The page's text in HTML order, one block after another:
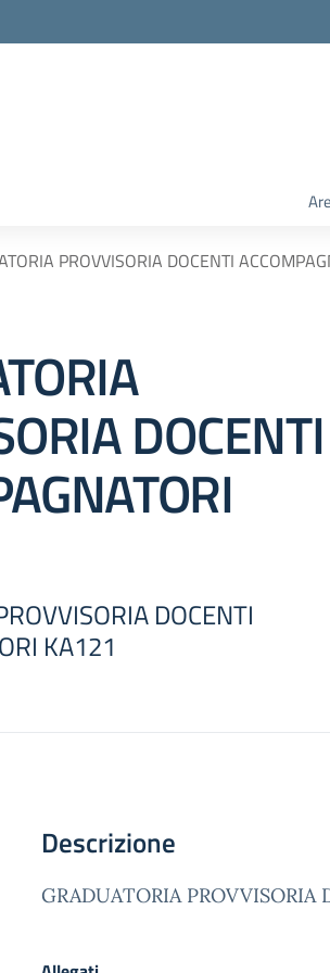
PROVVISORIA DOCENTI
DOCENTI
DOCENTI
KA121
Descrizione
GRADUATORIA PROVVISORIA